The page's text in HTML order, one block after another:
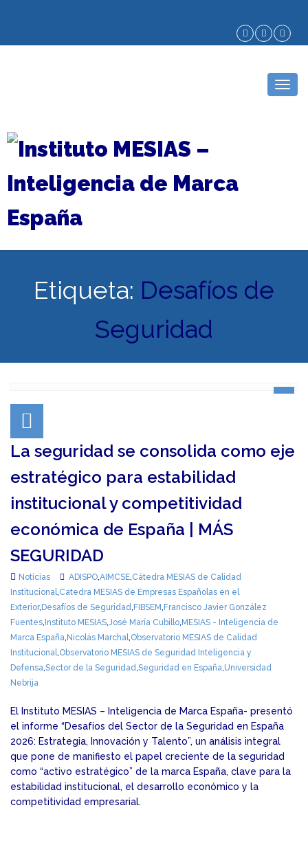
Etiqueta: Desafíos de
Seguridad
La seguridad se consolida como eje
estratégico para estabilidad
institucional y competitividad
económica de España | MÁS
SEGURIDAD
Noticias ADISPO,AIMCSE,Cátedra MESIAS de Calidad
Institucional,Catedra MESIAS de Empresas Españolas en el
Exterior, Desafíos de Seguridad, FIBSEM, Francisco Javier González
Fuentes, Instituto MESIAS,José María Cubillo, MESIAS - Inteligencia de
Marca España, Nicolás Marchal,Observatorio MESIAS de Calidad
Institucional,Observatorio MESIAS de Seguridad Inteligencia y
Defensa,Sector de la Seguridad,Seguridad en España,Universidad
Nebrija
El Instituto MESIAS – Inteligencia de Marca España- presentó
el informe “Desafíos del Sector de la Seguridad en España
2026: Estrategia, Innovación y Talento”, un análisis integral
que pone de manifiesto el papel creciente de la seguridad
como “activo estratégico” de la marca España, clave para la
estabilidad institucional, el desarrollo económico y la
competitividad empresarial.